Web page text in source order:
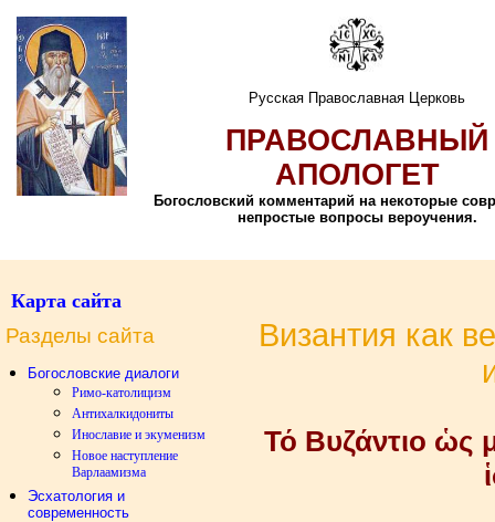
Русская Православная Церковь
ПРАВОСЛАВНЫЙ
АПОЛОГЕТ
Богословский комментарий на некоторые
непростые вопросы вероучения.
Карта сайта
Разделы сайта
Богословские диалоги
Римо-католицизм
Антихалкидониты
Инославие и экуменизм
Новое наступление
Варлаамизма
Эсхатология и
современность
Византия как
Τό Βυζάντιο ὡς